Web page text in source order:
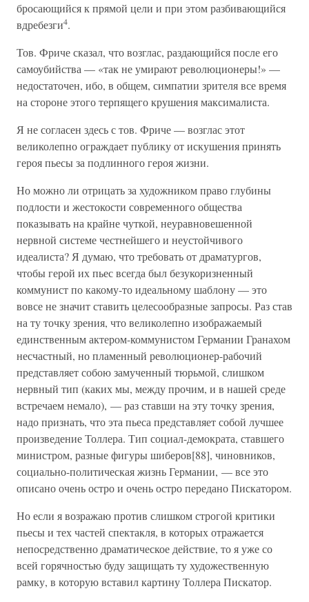
бросающийся к прямой цели и при этом разбивающийся
вдребезги4.
Тов. Фриче сказал, что возглас, раздающийся после его
самоубийства — «так не умирают революционеры!» —
недостаточен, ибо, в общем, симпатии зрителя все время
на стороне этого терпящего крушения максималиста.
Я не согласен здесь с тов. Фриче — возглас этот
великолепно ограждает публику от искушения принять
героя пьесы за подлинного героя жизни.
Но можно ли отрицать за художником право глубины
подлости и жестокости современного общества
показывать на крайне чуткой, неуравновешенной
нервной системе честнейшего и неустойчивого
идеалиста? Я думаю, что требовать от драматургов,
чтобы герой их пьес всегда был безукоризненный
коммунист по какому-то идеальному шаблону — это
вовсе не значит ставить целесообразные запросы. Раз став
на ту точку зрения, что великолепно изображаемый
единственным актером-коммунистом Германии Гранахом
несчастный, но пламенный революционер-рабочий
представляет собою замученный тюрьмой, слишком
нервный тип (каких мы, между прочим, и в нашей среде
встречаем немало), — раз ставши на эту точку зрения,
надо признать, что эта пьеса представляет собой лучшее
произведение Толлера. Тип социал-демократа, ставшего
министром, разные фигуры шиберов[88], чиновников,
социально-политическая жизнь Германии, — все это
описано очень остро и очень остро передано Пискатором.
Но если я возражаю против слишком строгой критики
пьесы и тех частей спектакля, в которых отражается
непосредственно драматическое действие, то я уже со
всей горячностью буду защищать ту художественную
рамку, в которую вставил картину Толлера Пискатор.